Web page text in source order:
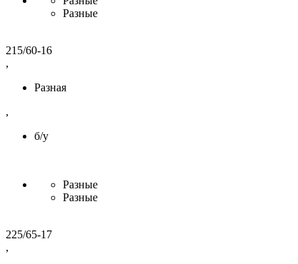
Разные
215/60-16
,
Разная
,
б/у
Разные
Разные
225/65-17
,